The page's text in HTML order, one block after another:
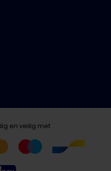
en veilig met